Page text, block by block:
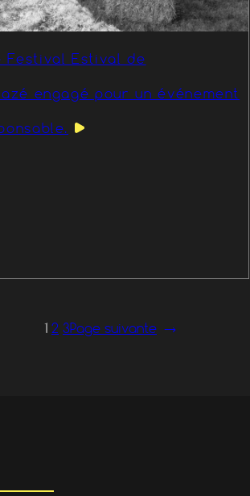
Festival Estival de
engagé pour un événement
1 2 3Page suivante →